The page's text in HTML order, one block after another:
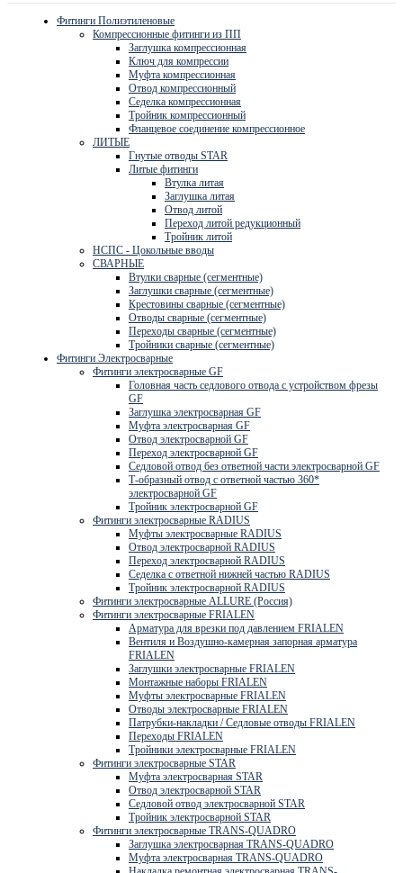
Фитинги Полиэтиленовые
Компрессионные фитинги из ПП
Заглушка компрессионная
Ключ для компрессии
Муфта компрессионная
Отвод компрессионный
Седелка компрессионная
Тройник компрессионный
Фланцевое соединение компрессионное
ЛИТЫЕ
Гнутые отводы STAR
Литые фитинги
Втулка литая
Заглушка литая
Отвод литой
Переход литой редукционный
Тройник литой
НСПС - Цокольные вводы
СВАРНЫЕ
Втулки сварные (сегментные)
Заглушки сварные (сегментные)
Крестовины сварные (сегментные)
Отводы сварные (сегментные)
Переходы сварные (сегментные)
Тройники сварные (сегментные)
Фитинги Электросварные
Фитинги электросварные GF
Головная часть седлового отвода с устройством фрезы
GF
Заглушка электросварная GF
Муфта электросварная GF
Отвод электросварной GF
Переход электросварной GF
Седловой отвод без ответной части электросварной GF
Т-образный отвод с ответной частью 360*
электросварной GF
Тройник электросварной GF
Фитинги электросварные RADIUS
Муфты электросварные RADIUS
Отвод электросварной RADIUS
Переход электросварной RADIUS
Седелка с ответной нижней частью RADIUS
Тройник электросварной RADIUS
Фитинги электросварные ALLURE (Россия)
Фитинги электросварные FRIALEN
Арматура для врезки под давлением FRIALEN
Вентиля и Воздушно-камерная запорная арматура
FRIALEN
Заглушки электросварные FRIALEN
Монтажные наборы FRIALEN
Муфты электросварные FRIALEN
Отводы электросварные FRIALEN
Патрубки-накладки / Седловые отводы FRIALEN
Переходы FRIALEN
Тройники электросварные FRIALEN
Фитинги электросварные STAR
Муфта электросварная STAR
Отвод электросварной STAR
Седловой отвод электросварной STAR
Тройник электросварной STAR
Фитинги электросварные TRANS-QUADRO
Заглушка электросварная TRANS-QUADRO
Муфта электросварная TRANS-QUADRO